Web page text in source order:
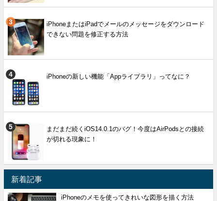
iPhoneまたはiPadでメールのメッセージをダウンロード
できない問題を修正する方法
iPhoneの新しい機能「Appライブラリ」ってなに？
まだまだ続くiOS14.0.1のバグ！今度はAirPodsとの接続
が切れる現象に！
新着記事
iPhoneのメモを使ってきれいな図形を描く方法